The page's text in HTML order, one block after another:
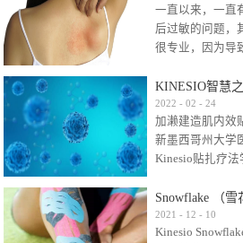
一直以来，一直
后过敏的问题，
很专业，因为导
很多，比如试穿
件下吃东西有时
其他品牌的在此
效贴布来说，40
比如我本人，几
论从皮肤适应性
易过敏的那种，
KINESIO智慧
2022 - 02 - 24
加濑建造肌内效
新墨西哥州大学
Kinesio贴扎疗法
Kinesio Taping
（KTAI）名誉会
Snowflake （
2021 - 12 - 10
Kinesio